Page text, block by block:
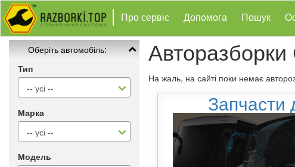
Про сервіс Допомога Пошук
Оберіть автомобіль:
Тип
Марка
Модель
На жаль, на сайті поки немає
Запчасти